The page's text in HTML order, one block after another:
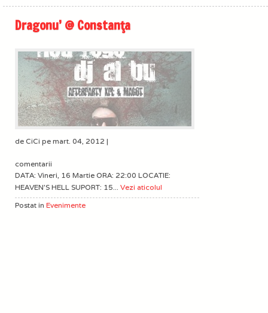
Dragonu’ @ Constanţa
de CiCi pe mart. 04, 2012 |
comentarii
DATA: Vineri, 16 Martie ORA: 22:00 LOCATIE:
HEAVEN'S HELL SUPORT: 15... Vezi aticolul
Postat in Evenimente